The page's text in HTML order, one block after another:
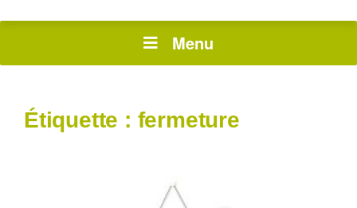
Menu
Étiquette : fermeture